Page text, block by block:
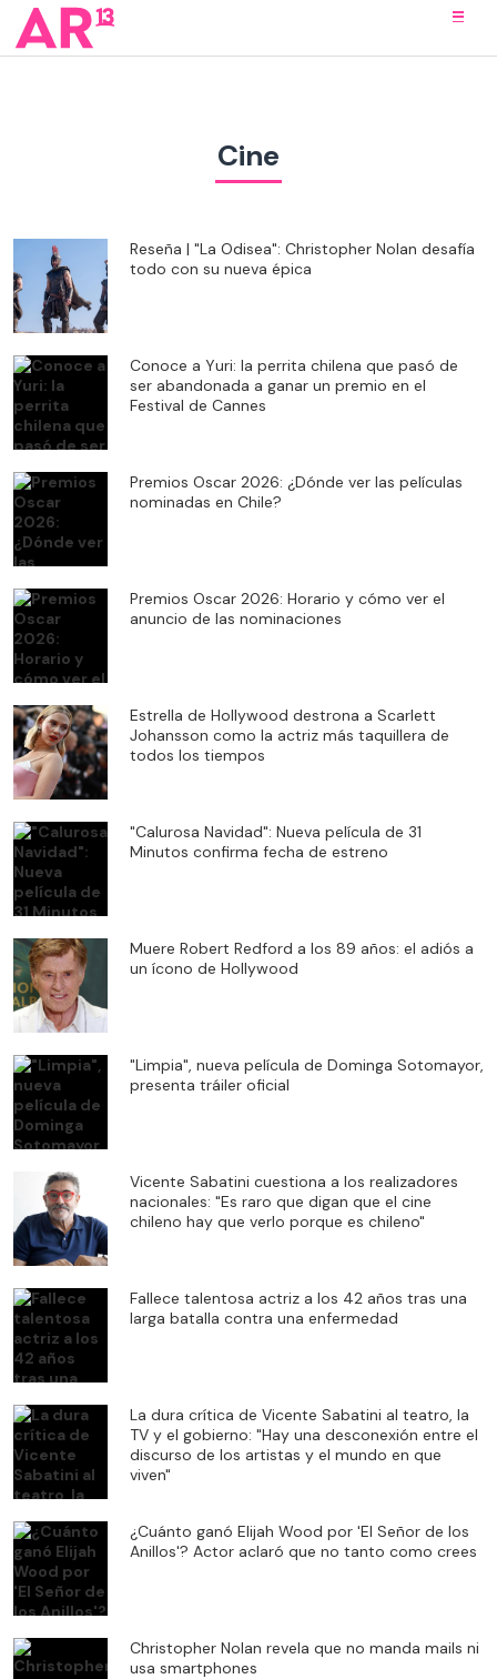
Cine
Reseña | "La Odisea": Christopher Nolan desafía
todo con su nueva épica
Conoce a Yuri: la perrita chilena que pasó de
ser abandonada a ganar un premio en el
Festival de Cannes
Premios Oscar 2026: ¿Dónde ver las películas
nominadas en Chile?
Premios Oscar 2026: Horario y cómo ver el
anuncio de las nominaciones
Estrella de Hollywood destrona a Scarlett
Johansson como la actriz más taquillera de
todos los tiempos
"Calurosa Navidad": Nueva película de 31
Minutos confirma fecha de estreno
Muere Robert Redford a los 89 años: el adiós a
un ícono de Hollywood
"Limpia", nueva película de Dominga Sotomayor,
presenta tráiler oficial
Vicente Sabatini cuestiona a los realizadores
nacionales: "Es raro que digan que el cine
chileno hay que verlo porque es chileno"
Fallece talentosa actriz a los 42 años tras una
larga batalla contra una enfermedad
La dura crítica de Vicente Sabatini al teatro, la
TV y el gobierno: "Hay una desconexión entre el
discurso de los artistas y el mundo en que
viven"
¿Cuánto ganó Elijah Wood por 'El Señor de los
Anillos'? Actor aclaró que no tanto como crees
Christopher Nolan revela que no manda mails ni
usa smartphones